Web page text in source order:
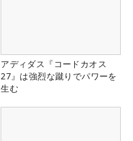
アディダス『コードカオス
27』は強烈な蹴りでパワーを
生む